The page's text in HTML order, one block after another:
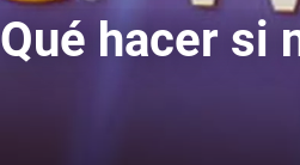
Qué hacer si